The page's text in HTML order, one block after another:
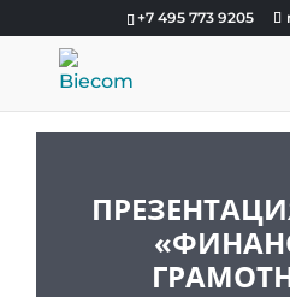
+7 495 773 9205